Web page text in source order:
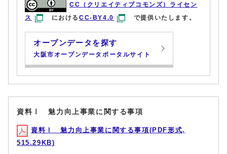
CC（クリエイティブコモンズ）ライセン
ス
におけるCC-BY4.0 で提供いたします。
オープンデータを探す
大阪市オープンデータポータルサイト
資料Ⅰ 魅力向上事業に関する事項
資料Ⅰ 魅力向上事業に関する事項(PDF形式,
515.29KB)